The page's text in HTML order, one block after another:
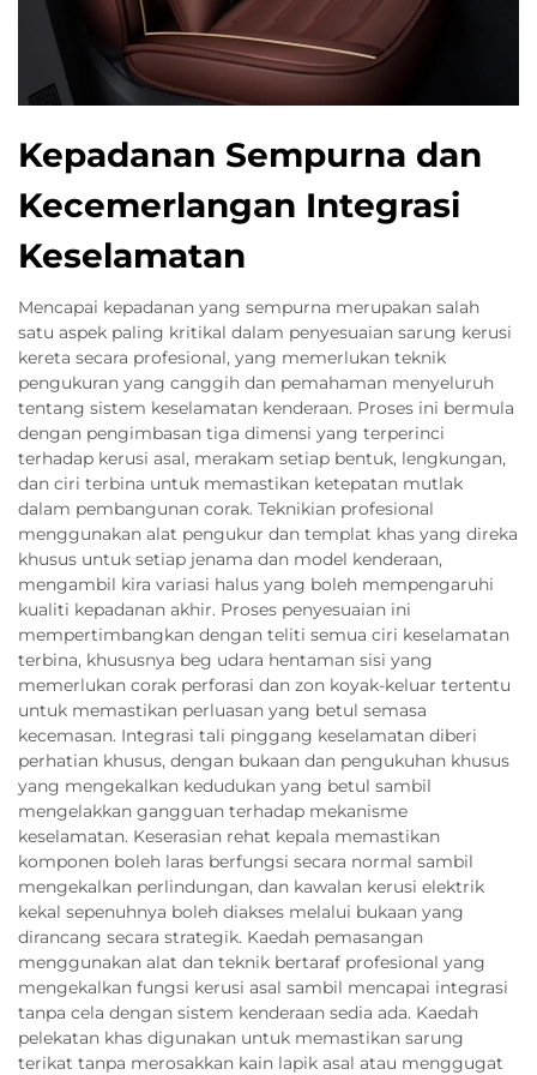
Kepadanan Sempurna dan
Kecemerlangan Integrasi
Keselamatan
Mencapai kepadanan yang sempurna merupakan salah
satu aspek paling kritikal dalam penyesuaian sarung kerusi
kereta secara profesional, yang memerlukan teknik
pengukuran yang canggih dan pemahaman menyeluruh
tentang sistem keselamatan kenderaan. Proses ini bermula
dengan pengimbasan tiga dimensi yang terperinci
terhadap kerusi asal, merakam setiap bentuk, lengkungan,
dan ciri terbina untuk memastikan ketepatan mutlak
dalam pembangunan corak. Teknikian profesional
menggunakan alat pengukur dan templat khas yang direka
khusus untuk setiap jenama dan model kenderaan,
mengambil kira variasi halus yang boleh mempengaruhi
kualiti kepadanan akhir. Proses penyesuaian ini
mempertimbangkan dengan teliti semua ciri keselamatan
terbina, khususnya beg udara hentaman sisi yang
memerlukan corak perforasi dan zon koyak-keluar tertentu
untuk memastikan perluasan yang betul semasa
kecemasan. Integrasi tali pinggang keselamatan diberi
perhatian khusus, dengan bukaan dan pengukuhan khusus
yang mengekalkan kedudukan yang betul sambil
mengelakkan gangguan terhadap mekanisme
keselamatan. Keserasian rehat kepala memastikan
komponen boleh laras berfungsi secara normal sambil
mengekalkan perlindungan, dan kawalan kerusi elektrik
kekal sepenuhnya boleh diakses melalui bukaan yang
dirancang secara strategik. Kaedah pemasangan
menggunakan alat dan teknik bertaraf profesional yang
mengekalkan fungsi kerusi asal sambil mencapai integrasi
tanpa cela dengan sistem kenderaan sedia ada. Kaedah
pelekatan khas digunakan untuk memastikan sarung
terikat tanpa merosakkan kain lapik asal atau menggugat